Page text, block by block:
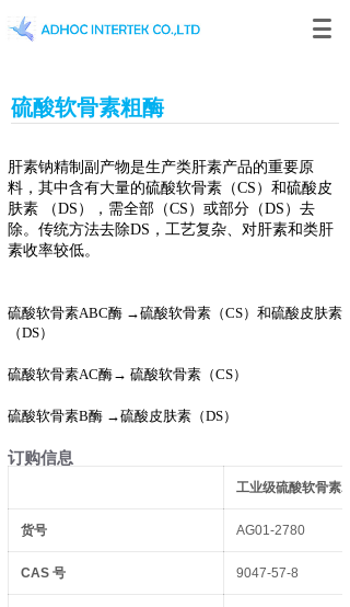
硫酸软骨素粗酶
肝素钠精制副产物是生产类肝素产品的重要原
料，其中含有大量的硫酸软骨素（CS）和硫酸皮
肤素
（DS），需全部（CS）或部分（DS）去
除。传统方法去除DS，工艺复杂、对肝素和类肝
素收率较低。
硫酸软骨素ABC酶 →硫酸软骨素（CS）和硫酸皮肤素
（DS）
硫酸软骨素AC酶→ 硫酸软骨素（CS）
硫酸软骨素B酶 →硫酸皮肤素（DS）
订购信息
工业级硫酸软骨素
货号 AG01-2780
CAS号 9047-57-8